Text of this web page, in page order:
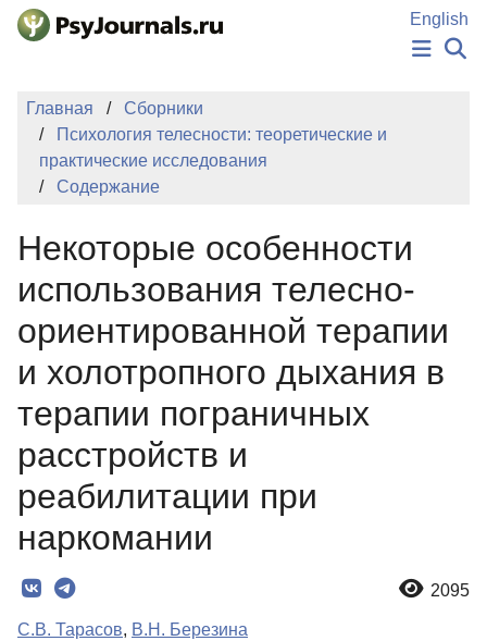
Перейти к основному содержанию
English
НОВОСТИ
ПОДАТЬ РУКОПИСЬ
Регистрация
Вход
Главная
Сборники
Психология телесности: теоретические и
практические исследования
Содержание
Некоторые особенности
использования телесно-
ориентированной терапии
и холотропного дыхания в
терапии пограничных
расстройств и
реабилитации при
наркомании
2095
С.В. Тарасов, В.Н. Березина